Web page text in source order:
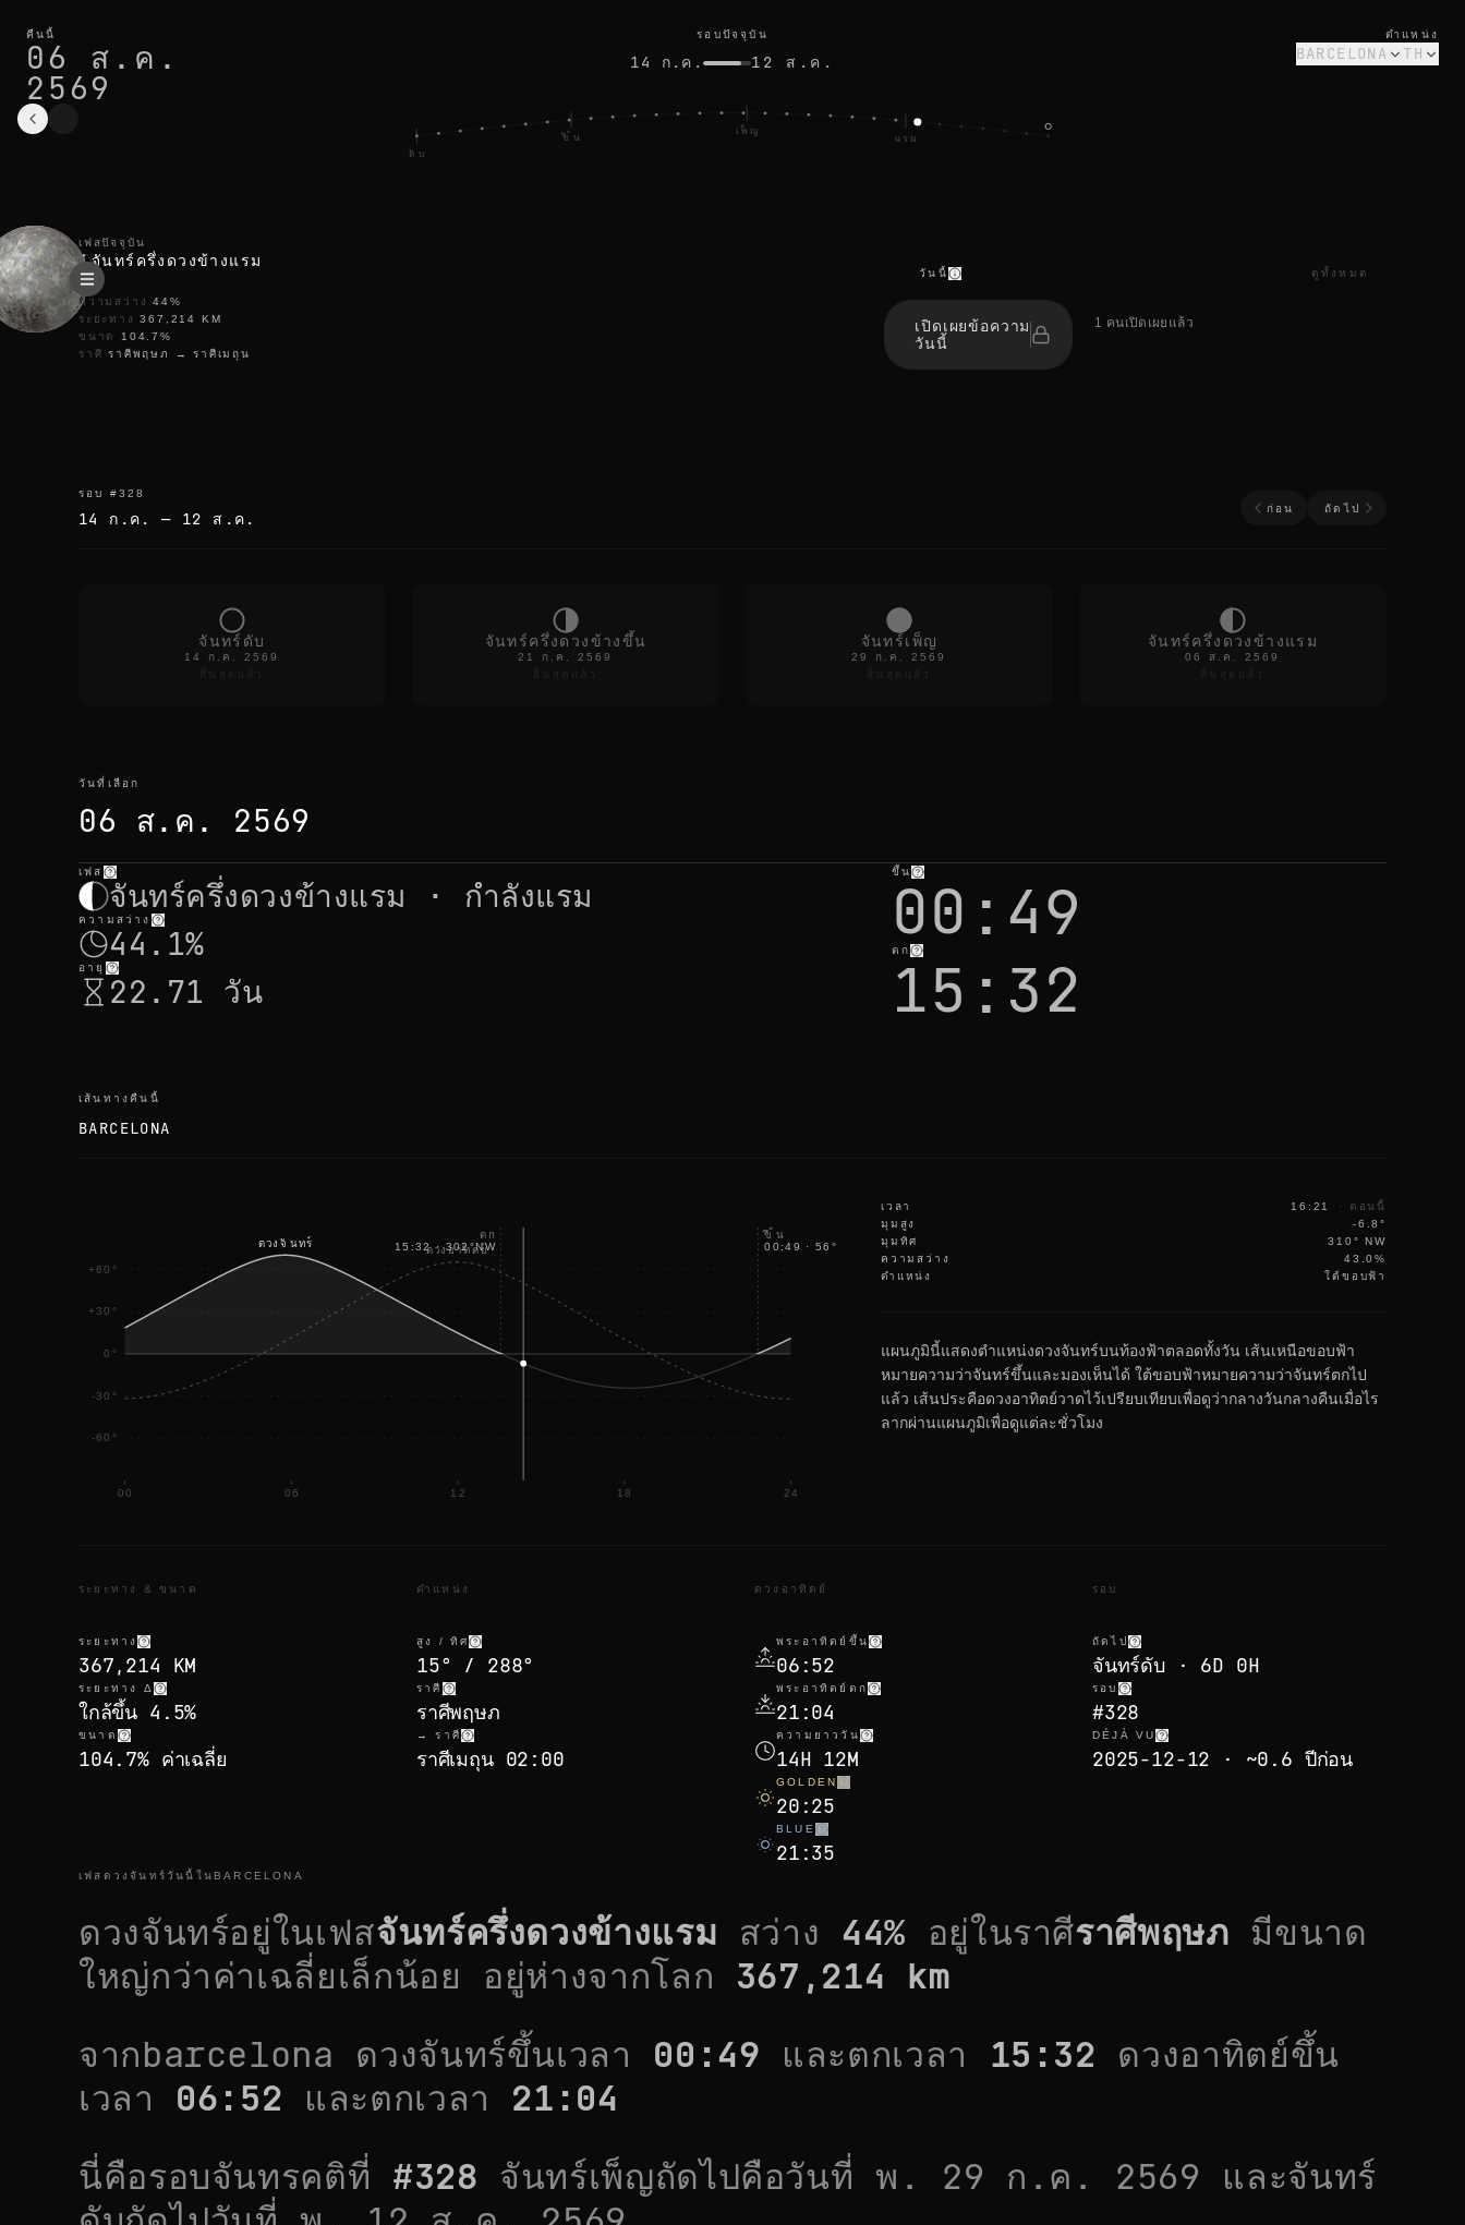
ตำแหน่ง
BARCELONA TH
คืนนี้
06 ส.ค.
2569
รอบปัจจุบัน
14 ก.ค. 12 ส.ค.
ดับ
ขึ้น เพ็ญ
แรม
เฟสปัจจุบัน
จันทร์ครึ่งดวงข้างแรม
ความสว่าง 44%
ระยะทาง
367,214
KM
ขนาด
104.7%
ราศี ราศีพฤษภ →ราศีเมถุน
วันนี้ ดูทั้งหมด
r
e
r
r
e
s
h
n
g
u
เปิดเผยข้อความ
วันนี้
1 คนเปิดเผยแล้ว
รอบ #328
14 ก.ค. — 12 ส.ค.
ก่อน ถัดไป
จันทร์ดับ
14 ก.ค. 2569
จันทร์ครึ่งดวงข้างขึ้น
21 ก.ค. 2569
จันทร์เพ็ญ
29 ก.ค. 2569
จันทร์ครึ่งดวงข้างแรม
06 ส.ค. 2569
วันที่เลือก
06 ส.ค. 2569
วันที่เลือก แสง ตำแหน่ง
เฟส
จันทร์ครึ่งดวงข้างแรม · กำลังแรม
ความสว่าง
44.1%
อายุ
22.71 วัน
ขึ้น
00:49
ตก
15:32
เส้นทางคืนนี้
BARCELONA
+60°
+30°
0°
-30°
-60°
00 06 12 18 24
ดวงจันทร์ ดวงอาทิตย์
ขึ้น
00:49 · 56 °
ตก
15:32·302°NW
เวลา 16:21 ·
ตอนนี้
มุมสูง
-6.8°
มุมทิศ
310° NW
ความสว่าง
43.0%
ตำแหน่ง
ใต้ขอบฟ้า
แผนภูมินี้แสดงตำแหน่งดวงจันทร์บนท้องฟ้าตลอดทั้งวัน เส้นเหนือขอบฟ้า
หมายความว่าจันทร์ขึ้นและมองเห็นได้ ใต้ขอบฟ้าหมายความว่าจันทร์ตกไป
แล้ว เส้นประคือดวงอาทิตย์วาดไว้เปรียบเทียบเพื่อดูว่ากลางวันกลางคืนเมื่อไร
ลากผ่านแผนภูมิเพื่อดูแต่ละชั่วโมง
ระยะทาง & ขนาด
ระยะทาง
367,214 KM
ระยะทาง Δ
ใกล้ขึ้น 4.5%
ขนาด
104.7% ค่าเฉลี่ย
ตำแหน่ง
สูง / ทิศ
15° / 288°
ราศี
ราศีพฤษภ
→ ราศี
ราศีเมถุน 02:00
ดวงอาทิตย์
พระอาทิตย์ขึ้น
06:52
พระอาทิตย์ตก
21:04
ความยาววัน
14H 12M
GOLDEN
20:25
BLUE
21:35
รอบ
ถัดไป
จันทร์ดับ · 6D 0H
รอบ
#328
DÉJÀ VU
2025-12-12 · ~0.6 ปีก่อน
เฟสดวงจันทร์วันนี้ในBARCELONA
ดวงจันทร์อยู่ในเฟสจันทร์ครึ่งดวงข้างแรม สว่าง 44% อยู่ในราศีราศีพฤษภ มีขนาด
ใหญ่กว่าค่าเฉลี่ยเล็กน้อย อยู่ห่างจากโลก 367,214 km
จากbarcelona ดวงจันทร์ขึ้นเวลา 00:49 และตกเวลา 15:32 ดวงอาทิตย์ขึ้น
เวลา 06:52 และตกเวลา 21:04
นี่คือรอบจันทรคติที่ #328 จันทร์เพ็ญถัดไปคือวันที่พ. 29 ก.ค. 2569 และจันทร์